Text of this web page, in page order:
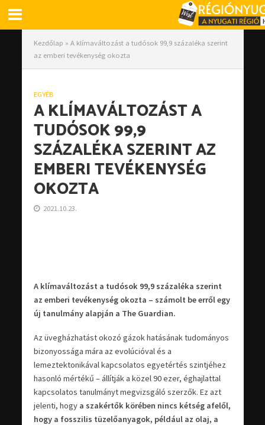
Kezdőlap » A klímaváltozást a tudósok 99,9 százaléka szerint
az emberi tevékenység okozta
EGYÉB
A KLÍMAVÁLTOZÁST A
TUDÓSOK 99,9
SZÁZALÉKA SZERINT AZ
EMBERI TEVÉKENYSÉG
OKOZTA
2021.10.23.
A klímaváltozást a tudósok 99,9 százaléka szerint
az emberi tevékenység okozta – számolt be erről egy
új tanulmány alapján a The Guardian.
Az üvegházhatást okozó gázok hatásának tudományos
bizonyossága mára az evolúcióval és a
lemeztektonikával kapcsolatos egyetértés szintjéhez
hasonló mértékű – állítják a közel 90 ezer, éghajlattal
kapcsolatos tanulmányt megvizsgáló szerzők. Ez azt
jelenti, hogy a szakértők körében nincs kétség afelől,
hogy a fosszilis tüzelőanyagok, például az olaj, a